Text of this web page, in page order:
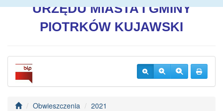
URZĘDUMIASTA I GMINY
PIOTRKÓW KUJAWSKI
Obwieszczenia
2021